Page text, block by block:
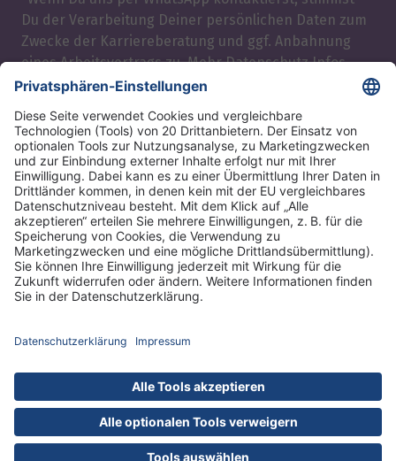
Du der Verarbeitung Deiner persönlichen Daten zum
Zwecke der Karriereberatung und ggf. Anbahnung
eines Arbeitsvertrags zu. MehrDatenschutz Infos
hier.
DRK Kliniken Berlin
DRK-Schwesternschaft Berlin
Impressum
Datenschutz
Cookies